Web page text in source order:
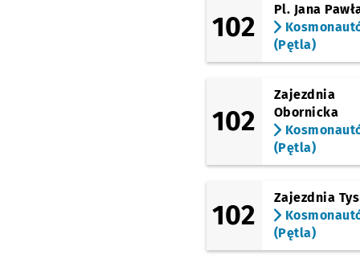
(Pilczycka)
Dworska
(Pilczycka)
Tarczyński Arena
(Maślicka)
Maślicka (Osiedle)
(Maślicka)
Rędzińska (Cmentarz)
Maślice Małe
(Maślicka)
Śliwowa
102
Pl. Jana
(Pętla)
102
Zajezdnia
Obornicka
(Pętla)
102
Zajezdnia
(Pętla)